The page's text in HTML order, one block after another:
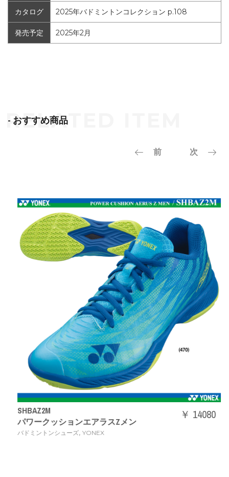
カタログ 2025年バドミントンコレクション p.108
発売予定 2025年2月
- おすすめ商品
前 次
SHBAZ2M
パワークッションエアラスZメン
バドミントンシューズ,YONEX
￥ 14080